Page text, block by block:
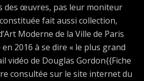
des œuvres, pas leur moniteur
fait aussi collection,
Moderne de la Ville de Paris
2016 à se dire « le plus grand
vidéo de Douglas Gordon{{Fiche
consultée sur le site internet du